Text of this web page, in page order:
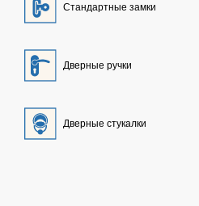
Стандартные замки
Дверные ручки
Дверные стукалки